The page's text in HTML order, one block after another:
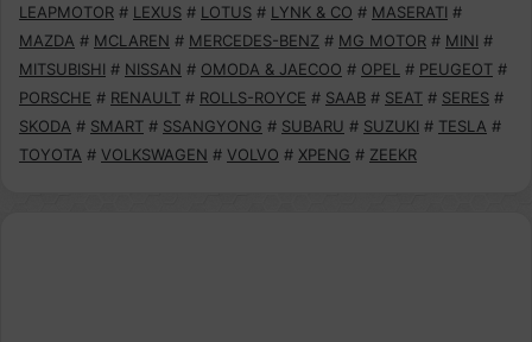
LEAPMOTOR # LEXUS # LOTUS # LYNK & CO # MASERATI #
MAZDA # MCLAREN # MERCEDES-BENZ # MG MOTOR # MINI #
MITSUBISHI # NISSAN # OMODA & JAECOO # OPEL # PEUGEOT #
PORSCHE # RENAULT # ROLLS-ROYCE # SAAB # SEAT # SERES #
SKODA # SMART # SSANGYONG # SUBARU # SUZUKI # TESLA #
TOYOTA # VOLKSWAGEN # VOLVO # XPENG # ZEEKR